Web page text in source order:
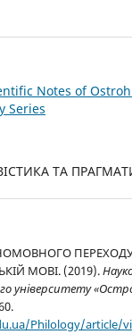
Notes of
Series
ТА
ПЕРЕХОДУ
МОВІ. (2019).
університету
Philology/article/